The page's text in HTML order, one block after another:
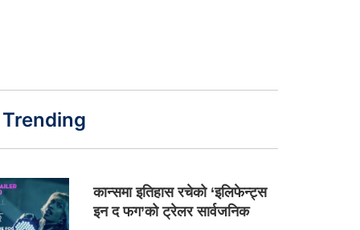
Trending
कान्समा इतिहास रचेको ‘इलिफेन्ट्स
इन द फग’को ट्रेलर सार्वजनिक